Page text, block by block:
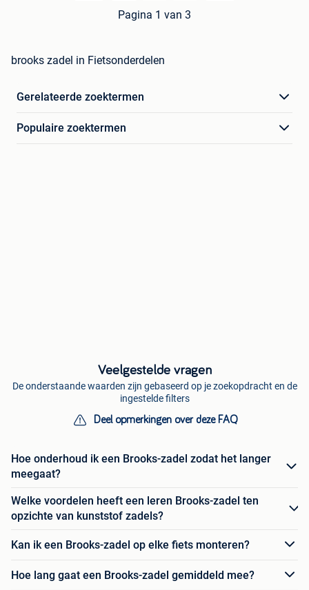
Pagina 1 van 3
brooks zadel in Fietsonderdelen
Gerelateerde zoektermen
Populaire zoektermen
Veelgestelde vragen
De onderstaande waarden zijn gebaseerd op je zoekopdracht en de
ingestelde filters
Deel opmerkingen over deze FAQ
Hoe onderhoud ik een Brooks-zadel zodat het langer
meegaat?
Welke voordelen heeft een leren Brooks-zadel ten
opzichte van kunststof zadels?
Kan ik een Brooks-zadel op elke fiets monteren?
Hoe lang gaat een Brooks-zadel gemiddeld mee?